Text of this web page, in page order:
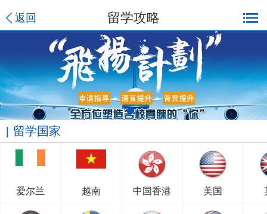
返回 留学攻略
留学国家
爱尔兰 越南 中国香港 美国